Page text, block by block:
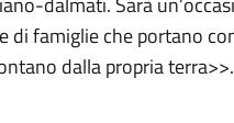
famiglie che portano
dalla propria terra>>.